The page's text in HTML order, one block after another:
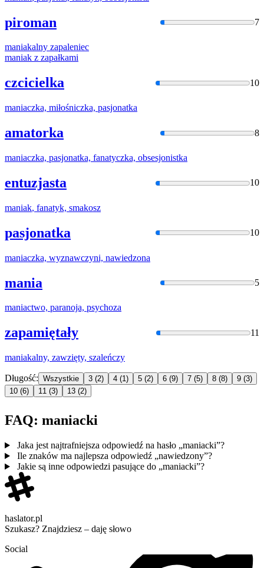
piroman 7
maniakalny zapaleniec
maniak z zapałkami
czcicielka 10
maniaczka, miłośniczka, pasjonatka
amatorka 8
maniaczka, pasjonatka, fanatyczka, obsesjonistka
entuzjasta 10
maniak, fanatyk, smakosz
pasjonatka 10
maniaczka, wyznawczyni, nawiedzona
mania 5
maniactwo, paranoja, psychoza
zapamiętały 11
maniakalny, zawzięty, szaleńczy
Długość: Wszystkie 3 (2) 4 (1) 5 (2) 6 (9) 7 (5) 8 (8) 9 (3)
10 (6) 11 (3) 13 (2)
FAQ: maniacki
Jaka jest najtrafniejsza odpowiedź na hasło „maniacki”?
Ile znaków ma najlepsza odpowiedź „nawiedzony”?
Jakie są inne odpowiedzi pasujące do „maniacki”?
haslator.pl
Szukasz? Znajdziesz – daję słowo
Social